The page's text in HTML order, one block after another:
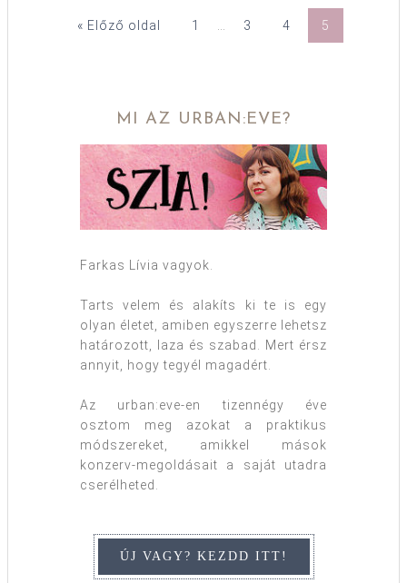
« Előző oldal 1 3 4 5
MI AZ URBAN:EVE?
Farkas Lívia vagyok.
Tarts velem és alakíts ki te is egy
olyan életet, amiben egyszerre lehetsz
határozott, laza és szabad. Mert érsz
annyit, hogy tegyél magadért.
Az urban:eve-en tizennégy éve
osztom meg azokat a praktikus
módszereket, amikkel mások
konzerv-megoldásait a saját utadra
cserélheted.